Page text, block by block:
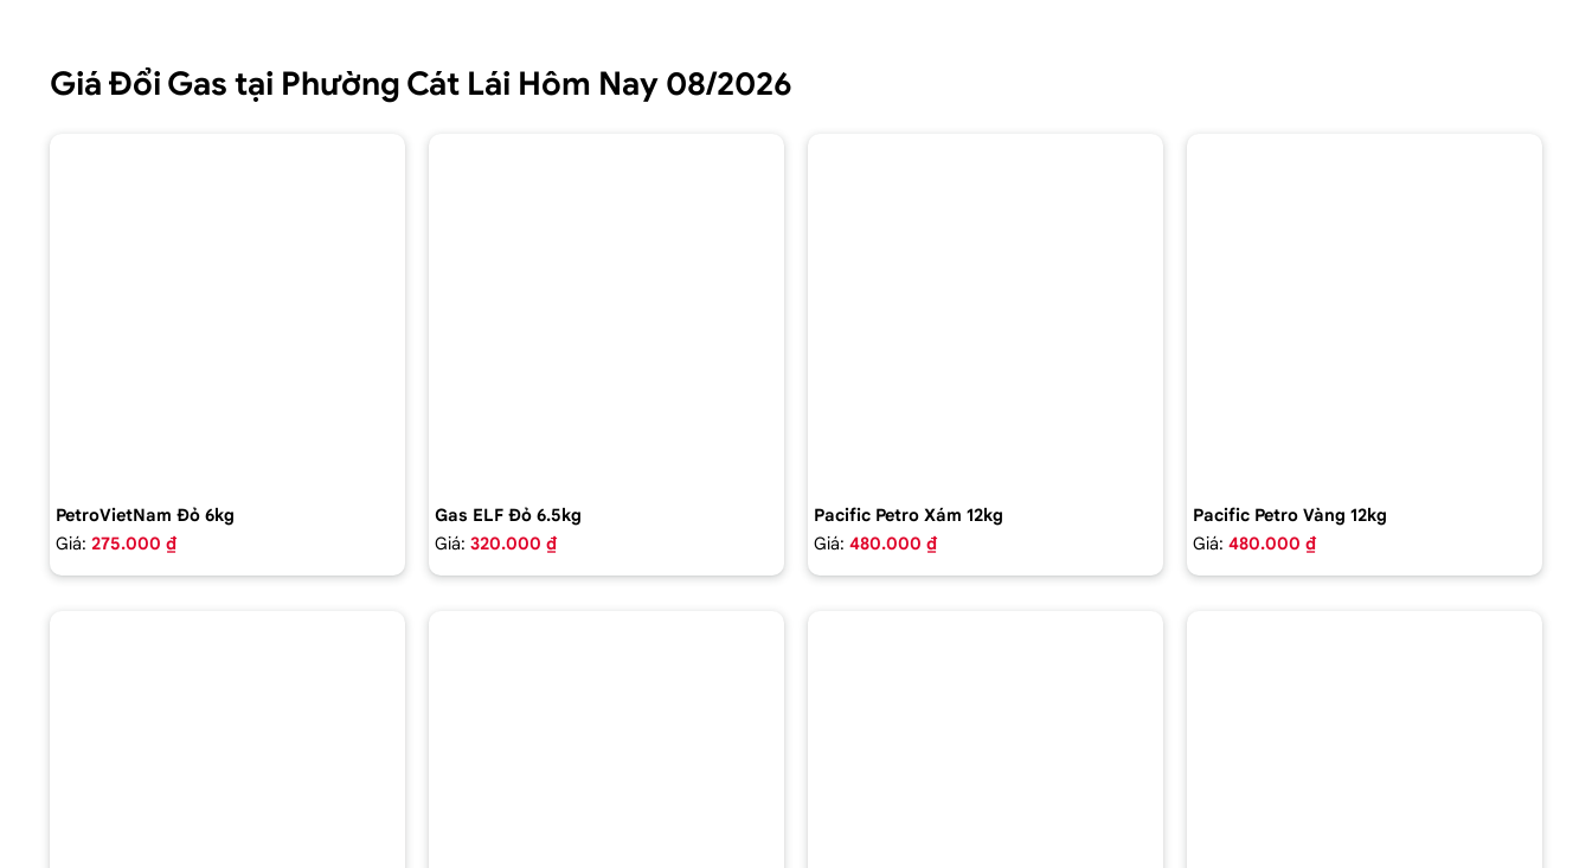
Giá Đổi Gas tại Phường Cát Lái Hôm Nay 08/2026
PetroVietNam Đỏ 6kg
Giá: 275.000 ₫
Gas ELF Đỏ 6.5kg
Giá: 320.000 ₫
Pacific Petro Xám 12kg
Giá: 480.000 ₫
Pacific Petro Vàng 12kg
Giá: 480.000 ₫